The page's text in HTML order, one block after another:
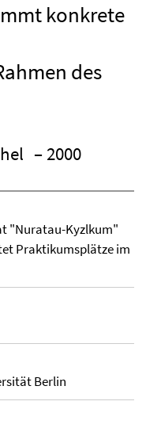
konkrete
des
– 2000
"Nuratau-Kyzlkum"
Praktikumsplätze im
Berlin